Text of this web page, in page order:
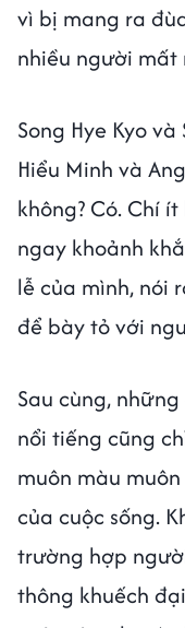
vì bị mang ra
nhiều người mất
Song Hye Kyo
Hiểu Minh và
không? Có. Chí
ngay khoảnh
lễ của mình, nói
để bày tỏ với
Sau cùng,
nổi tiếng cũng
muôn màu
của cuộc sống.
trường hợp
thông khuếch